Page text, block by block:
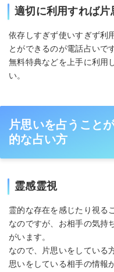
適切に利用すれば
依存しすぎず使いすぎず利
とができるのが電話占いです
無料特典などを上手に利用
い。
片思いを占うこと
的な占い方
霊感霊視
霊的な存在を感じたり視る
なのですが、お相手の気持
がいます。
なので、片思いをしている
思いをしている相手の情報